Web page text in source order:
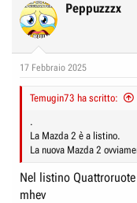
Peppuzzzx
17 Febbraio 2025
Temugin73 ha scritto:
.
La Mazda 2 è a listino.
La nuova Mazda 2
Nel listino
mhev